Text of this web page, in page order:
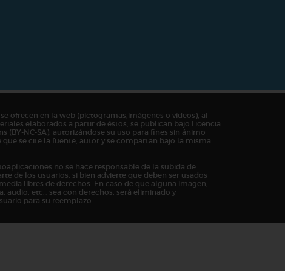
ofrecen en la web (pictogramas,imágenes o vídeos), al
elaborados a partir de éstos, se publican bajo Licencia
(BY-NC-SA), autorizándose su uso para fines sin ánimo
se cite la fuente, autor y se compartan bajo la misma
no se hace responsable de la subida de
de los usuarios, si bien advierte que deben ser usados
libres de derechos. En caso de que alguna imagen,
audio, etc… sea con derechos, será eliminado y
para su reemplazo.